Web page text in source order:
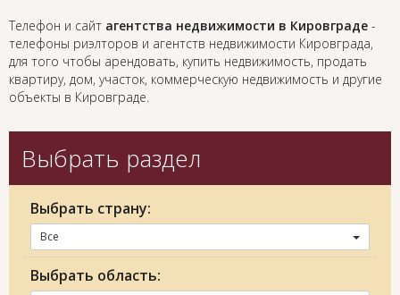
Телефон и сайт агентства недвижимости в Кировграде -
телефоны риэлторов и агентств недвижимости Кировграда,
для того чтобы арендовать, купить недвижимость, продать
квартиру, дом, участок, коммерческую недвижимость и другие
объекты в Кировграде.
Выбрать раздел
Выбрать страну:
Все
Выбрать область: